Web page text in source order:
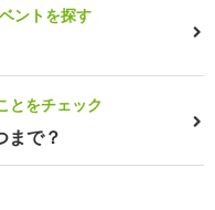
ントを探す
とをチェック
まで？